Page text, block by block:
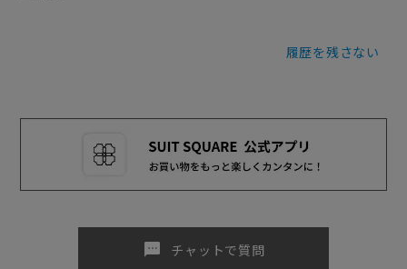
履歴を残さない
sms チャットで質問